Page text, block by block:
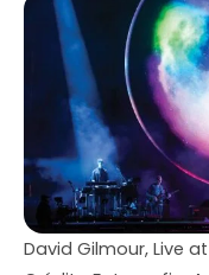
David Gilmour, Live